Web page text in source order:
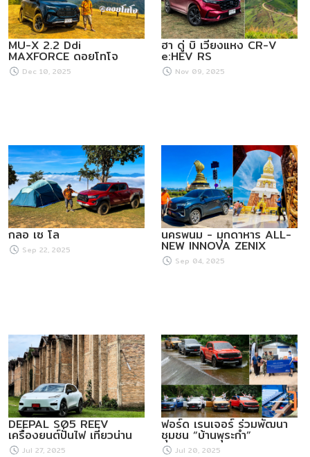
MU-X 2.2 Ddi
MAXFORCE ดอยโทโจ
Dec 10, 2025
ฮา ดู่ บิ เวียงแหง CR-V
e:HEV RS
Nov 09, 2025
กลอ เซ โล
Sep 22, 2025
นครพนม - มุกดาหาร ALL-
NEW INNOVA ZENIX
Sep 04, 2025
DEEPAL S05 REEV
เครื่องยนต์ปั่นไฟ เที่ยวน่าน
Jul 27, 2025
ฟอร์ด เรนเจอร์ ร่วมพัฒนา
ชุมชน “บ้านพุระกำ”
Jul 20, 2025